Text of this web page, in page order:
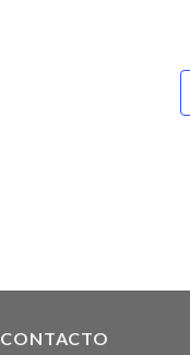
CONTACTO